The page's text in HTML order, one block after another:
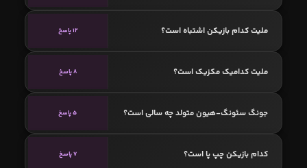
ملیت کدام بازیکن اشتباه است؟ 12 پاسخ
ملیت کدامیک مکزیک است؟ 8 پاسخ
جونگ سئونگ-هیون متولد چه سالی است؟ 5 پاسخ
کدام بازیکن چپ پا است؟ 7 پاسخ